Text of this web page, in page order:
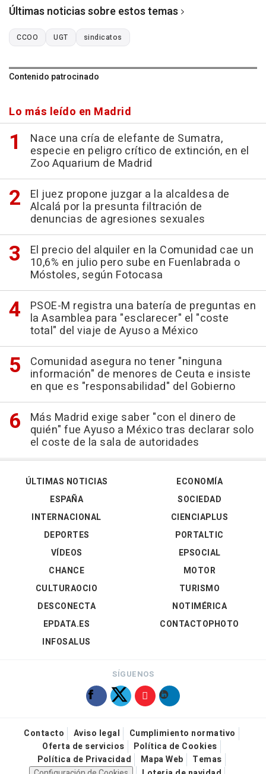
Últimas noticias sobre estos temas
CCOO UGT sindicatos
Contenido patrocinado
Lo más leído en Madrid
Nace una cría de elefante de Sumatra,
especie en peligro crítico de extinción, en el
Zoo Aquarium de Madrid
El juez propone juzgar a la alcaldesa de
Alcalá por la presunta filtración de
denuncias de agresiones sexuales
El precio del alquiler en la Comunidad cae un
10,6% en julio pero sube en Fuenlabrada o
Móstoles, según Fotocasa
PSOE-M registra una batería de preguntas en
la Asamblea para "esclarecer" el "coste
total" del viaje de Ayuso a México
Comunidad asegura no tener "ninguna
información" de menores de Ceuta e insiste
en que es "responsabilidad" del Gobierno
Más Madrid exige saber "con el dinero de
quién" fue Ayuso a México tras declarar solo
el coste de la sala de autoridades
ÚLTIMAS NOTICIAS
ESPAÑA
INTERNACIONAL
DEPORTES
VÍDEOS
ECONOMÍA
SOCIEDAD
CIENCIAPLUS
PORTALTIC
EPSOCIAL
CHANCE
CULTURAOCIO
DESCONECTA
EPDATA.ES
INFOSALUS
MOTOR
TURISMO
NOTIMÉRICA
CONTACTOPHOTO
SÍGUENOS
Contacto Aviso legal
Cumplimiento normativo
Oferta de servicios
Política de Cookies
Política de Privacidad
Mapa Web
Temas